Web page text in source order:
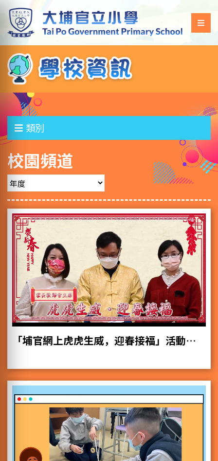
類別
校園頻道
「埔官網上虎虎生威，迎春接福」活動短片